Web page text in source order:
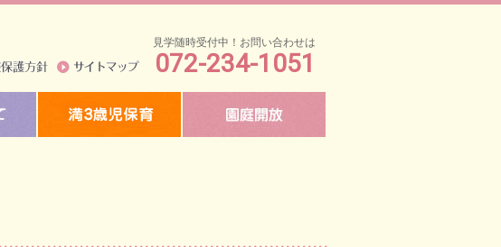
見学随時受付中！お問い合わせは
072-234-1051